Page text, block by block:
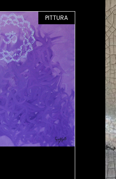
PITTURA